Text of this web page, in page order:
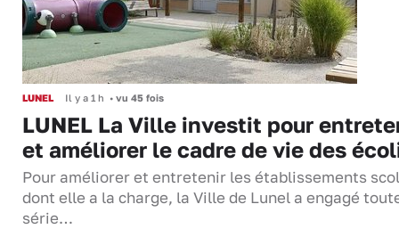
LUNEL Il y a 1 h • vu 45 fois
LUNEL La Ville investit pour
et améliorer le cadre de vie des
Pour améliorer et entretenir les établissements
dont elle a la charge, la Ville de Lunel a engagé
série…